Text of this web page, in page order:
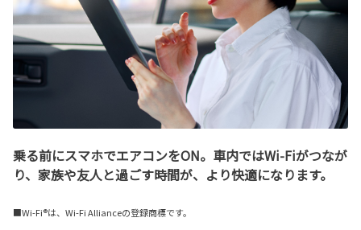
乗る前にスマホでエアコンをON。車内ではWi-Fiがつなが
り、家族や友人と過ごす時間が、より快適になります。
■Wi-Fi®は、Wi-Fi Allianceの登録商標です。